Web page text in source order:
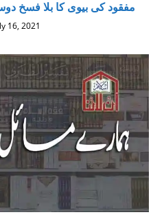
مفقود کی بیوی کا بلا فسخ
16, 2021